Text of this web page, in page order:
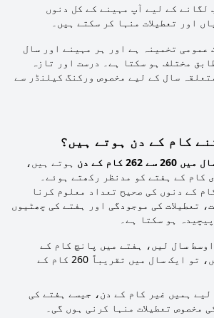
لگانے کے لیے آپ مہینے کے کل دنوں
اور تعطیلات منہا کر سکتے ہیں۔
عمومی تخمینہ ہے اور ہر مہینے اور سال
مختلف ہو سکتا ہے۔ درست اور تازہ
سال کے لیے مخصوص ورکنگ کیلنڈر سے
کام کے دن ہوتے ہیں؟
سے 262 کام کے دن
ہوتے ہیں،
کام کے ہفتے کو مدنظر رکھتے ہوئے۔
کے دنوں کی صحیح تعداد معلوم کرنا
تعطیلات کی موجودگی اور ہفتے کی چھٹیوں
ہو سکتا ہے۔
کا اوسط سال لیں، ہفتے میں پانچ کام کے
دنوں کو مدنظر رکھیں، تو ایک سال میں تقریباً 260 کام کے
ہمیں غیر کام کے دن، جیسے ہفتے کی
مخصوص تعطیلات منہا کرنی ہوں گی۔